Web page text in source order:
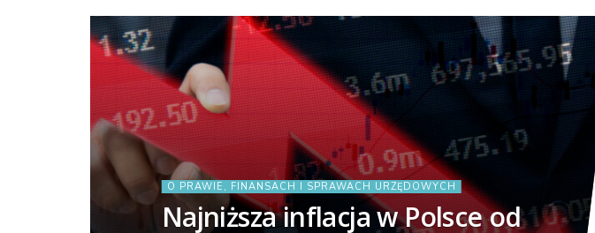
O PRAWIE, FINANSACH I SPRAWACH URZĘDOWYCH
Najniższa inflacja w Polsce od